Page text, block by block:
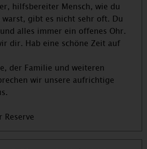
hilfsbereiter Mensch, wie du
gibt es nicht sehr oft. Du
alles immer ein offenes Ohr.
dir. Hab eine schöne Zeit auf
der Familie und weiteren
wir unsere aufrichtige